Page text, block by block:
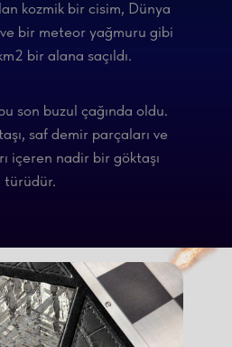
kozmik bir cisim, Dünya
bir meteor yağmuru gibi
bir alana saçıldı.
son buzul çağında oldu.
saf demir parçaları ve
içeren nadir bir göktaşı
türüdür.